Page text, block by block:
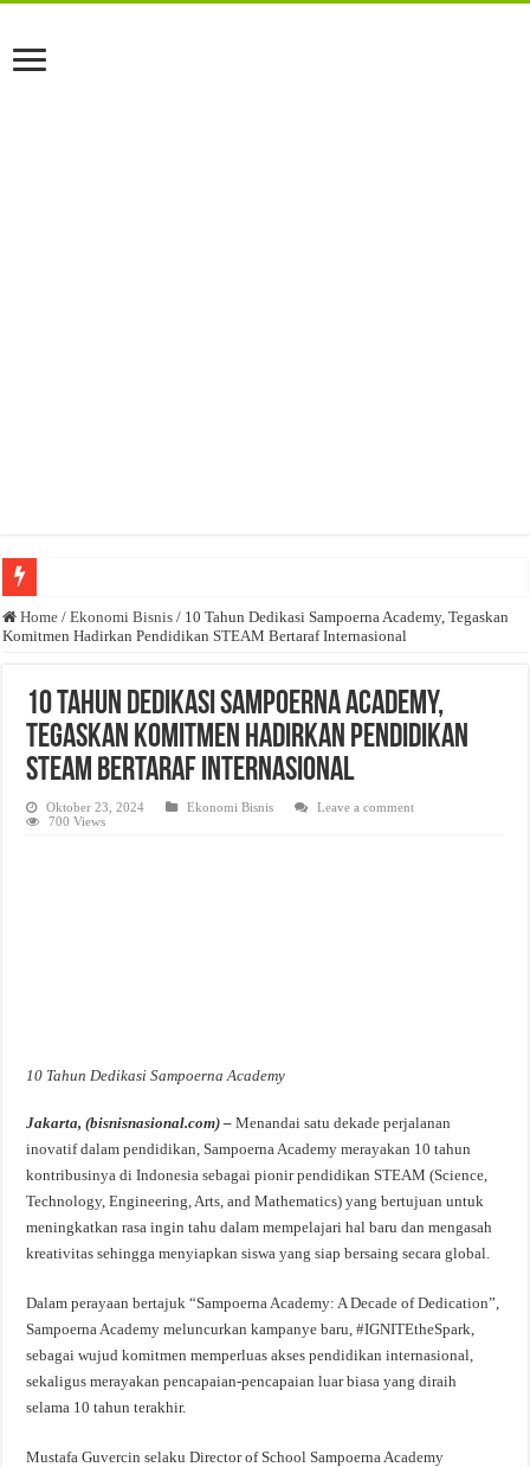
Anda butuh promosi usaha? Kontak ke Email redaksi@bisnisnasional.com
Dibutuhkan Marketing. Lamaran di-email ke redaksi@bisnisnasional.com
Home / Ekonomi Bisnis / 10 Tahun Dedikasi Sampoerna Academy, Tegaskan
Komitmen Hadirkan Pendidikan STEAM Bertaraf Internasional
10 Tahun Dedikasi Sampoerna Academy,
Tegaskan Komitmen Hadirkan Pendidikan
STEAM Bertaraf Internasional
Oktober 23, 2024 Ekonomi Bisnis
Leave a comment
700 Views
10 Tahun Dedikasi Sampoerna Academy
Jakarta, (bisnisnasional.com) – Menandai satu dekade perjalanan
inovatif dalam pendidikan, Sampoerna Academy merayakan 10 tahun
kontribusinya di Indonesia sebagai pionir pendidikan STEAM (Science,
Technology, Engineering, Arts, and Mathematics) yang bertujuan untuk
meningkatkan rasa ingin tahu dalam mempelajari hal baru dan mengasah
kreativitas sehingga menyiapkan siswa yang siap bersaing secara global.
Dalam perayaan bertajuk “Sampoerna Academy: A Decade of Dedication”,
Sampoerna Academy meluncurkan kampanye baru, #IGNITEtheSpark,
sebagai wujud komitmen memperluas akses pendidikan internasional,
sekaligus merayakan pencapaian-pencapaian luar biasa yang diraih
selama 10 tahun terakhir.
Mustafa Guvercin selaku Director of School Sampoerna Academy